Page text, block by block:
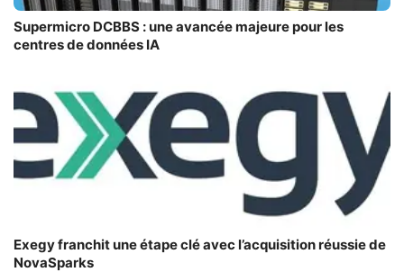
Supermicro DCBBS : une avancée majeure pour les
centres de données IA
Exegy franchit une étape clé avec l’acquisition réussie de
NovaSparks